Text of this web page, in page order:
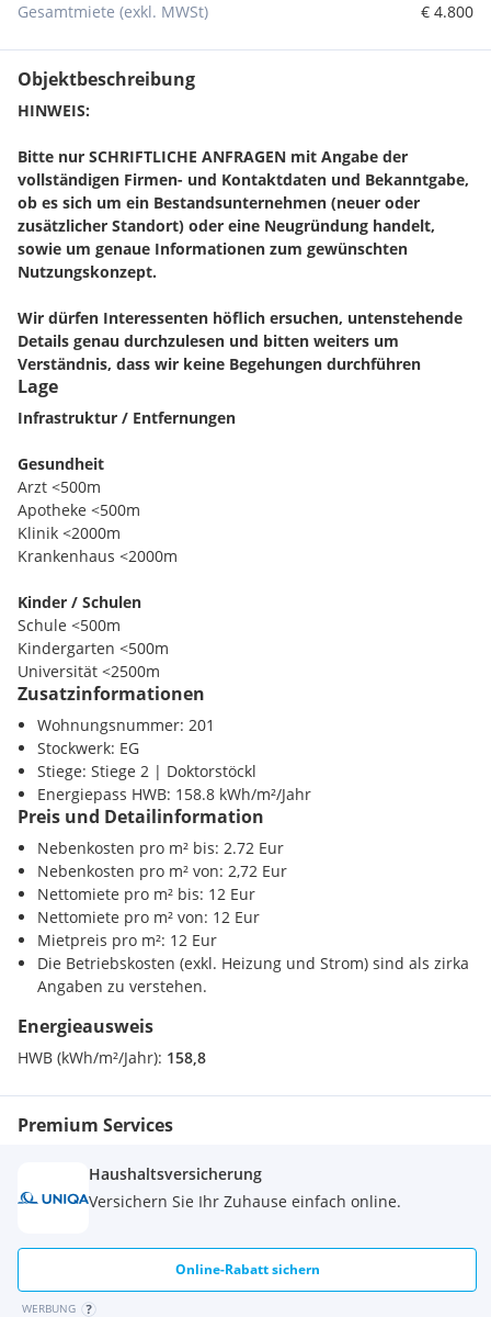
Gesamtmiete (exkl. MWSt)
€ 4.800
Objektbeschreibung
HINWEIS:
Bitte nur SCHRIFTLICHE ANFRAGEN mit Angabe der
vollständigen Firmen- und Kontaktdaten und Bekanntgabe,
ob es sich um ein Bestandsunternehmen (neuer oder
zusätzlicher Standort) oder eine Neugründung handelt,
sowie um genaue Informationen zum gewünschten
Nutzungskonzept.
Wir dürfen Interessenten höflich ersuchen, untenstehende
Details genau durchzulesen und bitten weiters um
Verständnis, dass wir keine Begehungen durchführen
können, wenn uns keine ausreichenden Informationen
vorliegen.
+ + + + + + + + + + + + + + +
Objekt und Lage:
Die zur Vermietung stehende
m² (unsaniert)befindet sich im wunderschönen Schlosspark
und wurde vormals als Restaurant genutzt.
Direkt über dem Objekt befinden sich Wohneinheiten.
Eine Nutzung mit Lärmentwicklung (wie bspw.
Veranstaltungen, Events, etc.) ist daher unpassend.
Die Schlossanlage Hetzendorf ist optimal erschlossen,
Nahversorgungseinrichtungen des täglichen Bedarfs sind in
unmittelbarer Nähe vorhanden, sowie die Parkanlage
Schönbrunn mit Fasangarten, Schwimmbad, Zoo und Maria
Theresien-Kaserne.
sanierungsbedürftigen Zustand, daher ist mit einem
entsprechenden Investitionsaufwand mieterseits zu rechnen,
Anpassungen lässt. Verschiedene Nutzungsszenarien sind
denkbar, vorbehaltlich der Zustimmung durch den
Die vorhandenen Pläne dienen zur Orientierung, eine
Lage
Infrastruktur / Entfernungen
Gesundheit
Arzt <500m
Apotheke <500m
Klinik <2000m
Krankenhaus <2000m
Kinder / Schulen
Schule <500m
Kindergarten <500m
Universität <2500m
Höhere Schule <500m
Nahversorgung
Supermarkt <500m
Bäckerei <500m
Einkaufszentrum <2000m
Verkehr
U-Bahn <1500m
Bahnhof <500m
Autobahnanschluss <1500m
Sonstige
Bank <500m
Post <500m
Polizei <1000m
Zusatzinformationen
Wohnungsnummer: 201
Stockwerk: EG
Stiege: Stiege 2 | Doktorstöckl
Energiepass HWB: 158.8 kWh/m²/Jahr
Preis und Detailinformation
Nebenkosten pro m² bis: 2.72 Eur
Nebenkosten pro m² von: 2,72 Eur
Nettomiete pro m² bis: 12 Eur
Nettomiete pro m² von: 12 Eur
Mietpreis pro m²: 12 Eur
Die Betriebskosten (exkl. Heizung und Strom) sind als zirka
Angaben zu verstehen.
Energieausweis
HWB (kWh/m²/Jahr): 158,8
Premium Services
Haushaltsversicherung
Versichern Sie Ihr Zuhause einfach online.
Online-Rabatt sichern
WERBUNG